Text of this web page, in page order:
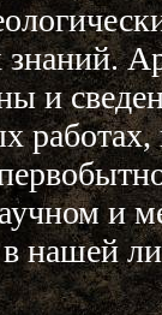
и
и
нашей